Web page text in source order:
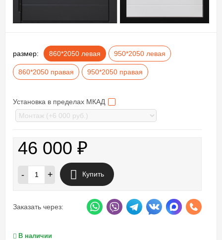
размер: 860*2050 левая 950*2050 левая
860*2050 правая 950*2050 правая
Установка в пределах МКАД
46 000 ₽
- + Купить
Заказать через:
В наличии